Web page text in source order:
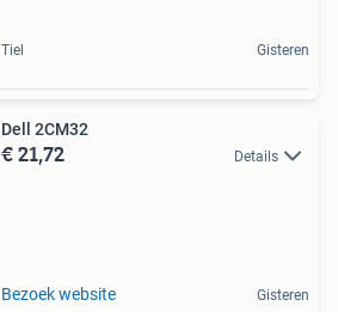
Tiel Gisteren
Dell 2CM32
€ 21,72 Details
Bezoek website Gisteren